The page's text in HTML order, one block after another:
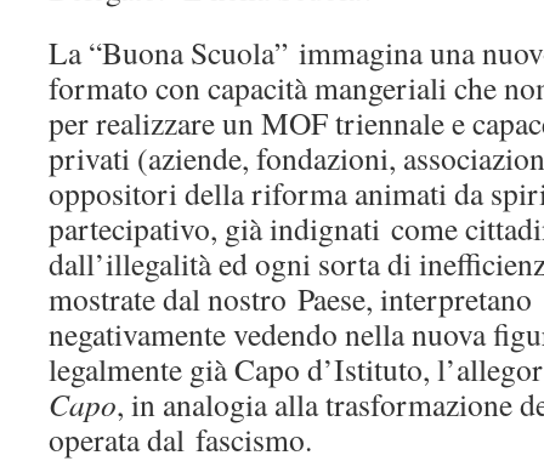
La “Buona Scuola” immagina una
formato con capacità mangeriali che
per realizzare un MOF triennale e
privati (aziende, fondazioni,
oppositori della riforma animati da
partecipativo, già indignati come
dall’illegalità ed ogni sorta di
mostrate dal nostro Paese,
negativamente vedendo nella nuova
legalmente già Capo d’Istituto,
Capo, in analogia alla trasformazione
operata dal fascismo.